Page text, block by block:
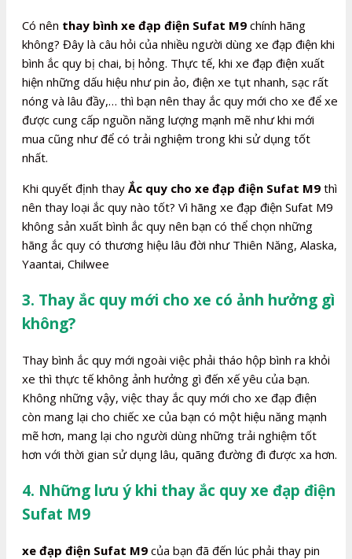
Có nên thay bình xe đạp điện Sufat M9 chính hãng
không? Đây là câu hỏi của nhiều người dùng xe đạp điện khi
bình ắc quy bị chai, bị hỏng. Thực tế, khi xe đạp điện xuất
hiện những dấu hiệu như pin ảo, điện xe tụt nhanh, sạc rất
nóng và lâu đầy,… thì bạn nên thay ắc quy mới cho xe để xe
được cung cấp nguồn năng lượng mạnh mẽ như khi mới
mua cũng như để có trải nghiệm trong khi sử dụng tốt
nhất.
Khi quyết định thay Ắc quy cho xe đạp điện Sufat M9 thì
nên thay loại ắc quy nào tốt? Vì hãng xe đạp điện Sufat M9
không sản xuất bình ắc quy nên bạn có thể chọn những
hãng ắc quy có thương hiệu lâu đời như Thiên Năng, Alaska,
Yaantai, Chilwee
3. Thay ắc quy mới cho xe có ảnh hưởng gì
không?
Thay bình ắc quy mới ngoài việc phải tháo hộp bình ra khỏi
xe thì thực tế không ảnh hưởng gì đến xế yêu của bạn.
Không những vậy, việc thay ắc quy mới cho xe đạp điện
còn mang lại cho chiếc xe của bạn có một hiệu năng mạnh
mẽ hơn, mang lại cho người dùng những trải nghiệm tốt
hơn với thời gian sử dụng lâu, quãng đường đi được xa hơn.
4. Những lưu ý khi thay ắc quy xe đạp điện
Sufat M9
xe đạp điện Sufat M9 của bạn đã đến lúc phải thay pin